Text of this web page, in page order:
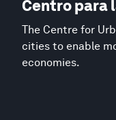
Centro para
The Centre for
cities to enable
economies.